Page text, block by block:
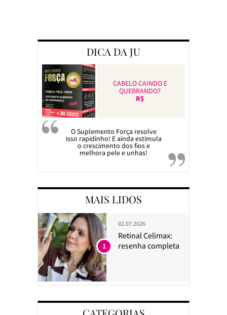
DICA DA JU
CABELO CAINDO E
QUEBRANDO?
R$
O Suplemento Força resolve
isso rapidinho! E ainda estimula
o crescimento dos fios e
melhora pele e unhas!
MAIS LIDOS
02.07.2026
Retinal Celimax:
resenha completa
1